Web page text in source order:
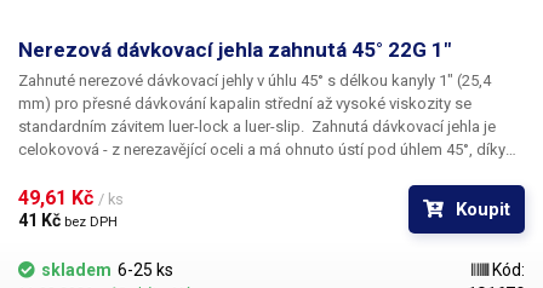
Nerezová dávkovací jehla zahnutá 45° 22G 1"
Zahnuté nerezové dávkovací jehly v úhlu 45° s délkou kanyly 1" (25,4
mm) pro přesné dávkování kapalin střední až vysoké viskozity se
standardním závitem luer-lock a luer-slip. Zahnutá dávkovací jehla je
celokovová - z nerezavějící oceli a má ohnuto ústí pod úhlem 45°, díky
nerezové jehly je vyrobena z ušlechtilé rafinované oceli a při její výrobě je
kladen důraz na kvalitu povrchu a přesné dodržení vnitřních průměrů.
49,61 Kč / ks
41 Kč bez DPH
Koupit
skladem 6-25 ks
Kód: